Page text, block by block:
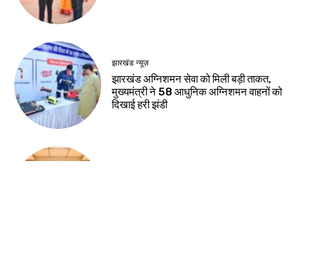
Birsa Bhumi Live -
August 6, 2026
नवीनतम लेख
झारखंड न्यूज़